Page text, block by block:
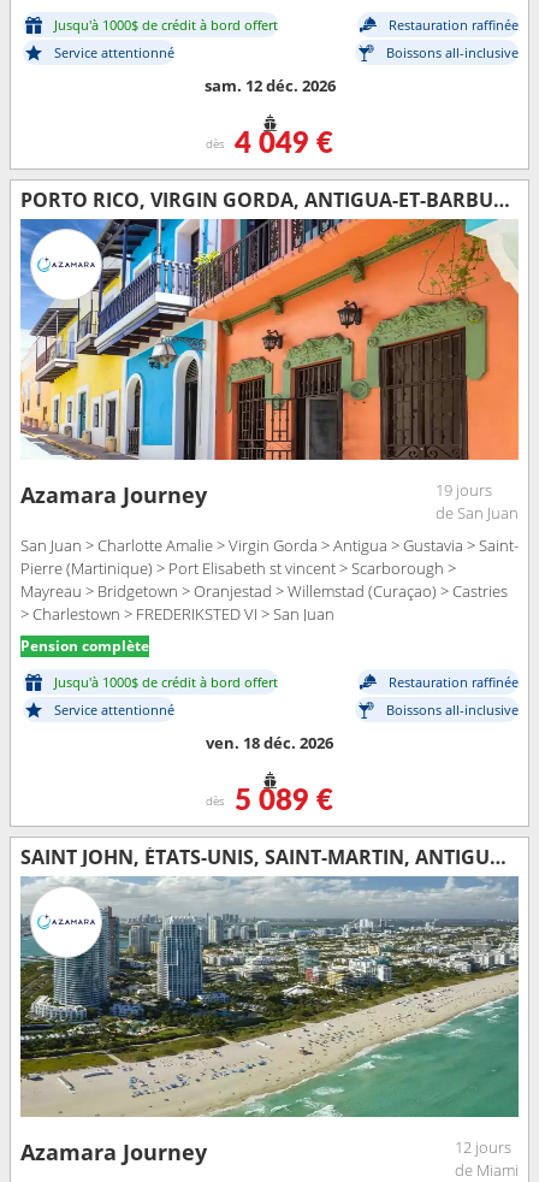
Jusqu'à 1000$ de crédit à bord offert
Restauration raffinée
Service attentionné
Boissons all-inclusive
sam. 12 déc. 2026
dès 4 049 €
PORTO RICO, VIRGIN GORDA, ANTIGUA-ET-BARBUDA, FRANCE, MARTINIQUE, TRINITÉ-ET-TOBAGO, SAINT VINCENT-ET-LES-GRENADINES, BARBADE, ARUBA, SAINTE-LUCIE, ÉTATS-UNIS
Azamara Journey
19 jours
de San Juan
San Juan > Charlotte Amalie > Virgin Gorda > Antigua > Gustavia > Saint-
Pierre (Martinique) > Port Elisabeth st vincent > Scarborough >
Mayreau > Bridgetown > Oranjestad > Willemstad (Curaçao) > Castries
> Charlestown > FREDERIKSTED VI > San Juan
Pension complète
Jusqu'à 1000$ de crédit à bord offert
Restauration raffinée
Service attentionné
Boissons all-inclusive
ven. 18 déc. 2026
dès 5 089 €
SAINT JOHN, ÉTATS-UNIS, SAINT-MARTIN, ANTIGUA-ET-BARBUDA, MARTINIQUE, SAINT VINCENT-ET-LES-GRENADINES, GRENADE, BARBADE
Azamara Journey
12 jours
de Miami